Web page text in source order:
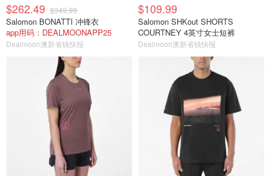
$262.49 $349.99
Salomon BONATTI 冲锋衣
app用码：DEALMOONAPP25
Dealmoon澳新省钱快报
$109.99
Salomon SHKout SHORTS
COURTNEY 4英寸女士短裤
Dealmoon澳新省钱快报